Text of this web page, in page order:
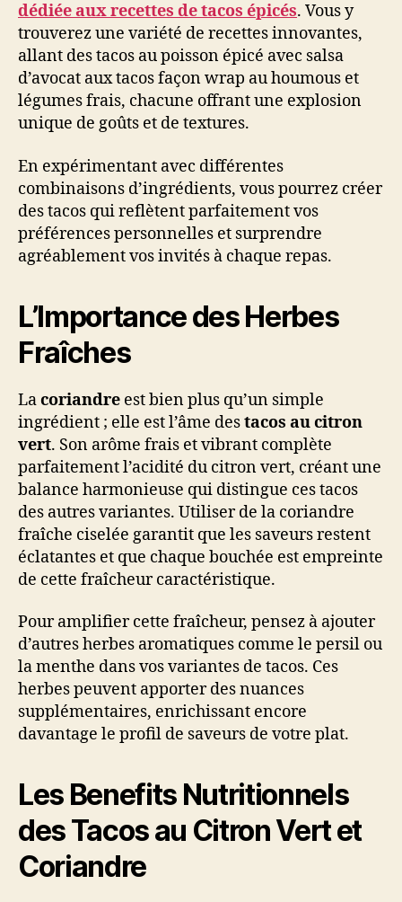
dédiée aux recettes de tacos épicés. Vous y
trouverez une variété de recettes innovantes,
allant des tacos au poisson épicé avec salsa
d’avocat aux tacos façon wrap au houmous et
légumes frais, chacune offrant une explosion
unique de goûts et de textures.
En expérimentant avec différentes
combinaisons d’ingrédients, vous pourrez créer
des tacos qui reflètent parfaitement vos
préférences personnelles et surprendre
agréablement vos invités à chaque repas.
L’Importance des Herbes
Fraîches
Lacoriandre est bien plus qu’un simple
ingrédient ; elle est l’âme destacos au citron
vert. Son arôme frais et vibrant complète
parfaitement l’acidité du citron vert, créant une
balance harmonieuse qui distingue ces tacos
des autres variantes. Utiliser de la coriandre
fraîche ciselée garantit que les saveurs restent
éclatantes et que chaque bouchée est empreinte
de cette fraîcheur caractéristique.
Pour amplifier cette fraîcheur, pensez à ajouter
d’autres herbes aromatiques comme le persil ou
la menthe dans vos variantes de tacos. Ces
herbes peuvent apporter des nuances
supplémentaires, enrichissant encore
davantage le profil de saveurs de votre plat.
Les Benefits Nutritionnels
des Tacos au Citron Vert et
Coriandre